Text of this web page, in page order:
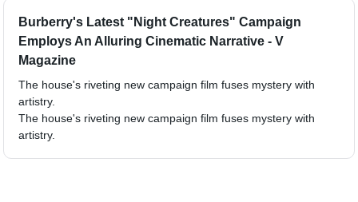
Burberry's Latest "Night Creatures" Campaign
Employs An Alluring Cinematic Narrative - V
Magazine
The house's riveting new campaign film fuses mystery with
artistry.
The house's riveting new campaign film fuses mystery with
artistry.